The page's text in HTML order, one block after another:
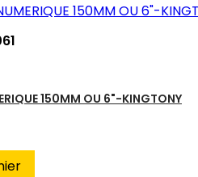
150MM OU 6"-KINGTONY